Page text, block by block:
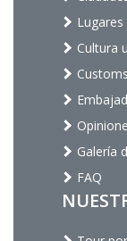
Cultura
Galería
FAQ